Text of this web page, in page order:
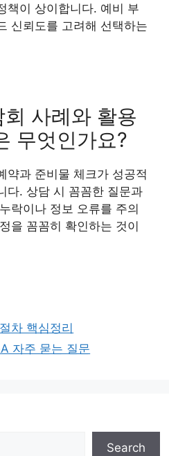
책이 상이합니다. 예비 부
신뢰도를 고려해 선택하는
사례와 활용
무엇인가요?
약과 준비물 체크가 성공적
다. 상담 시 꼼꼼한 질문과
락이나 정보 오류를 주의
을 꼼꼼히 확인하는 것이
차 핵심정리
자주 묻는 질문
Search